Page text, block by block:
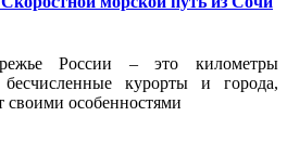
России – это километры
курорты и города,
особенностями